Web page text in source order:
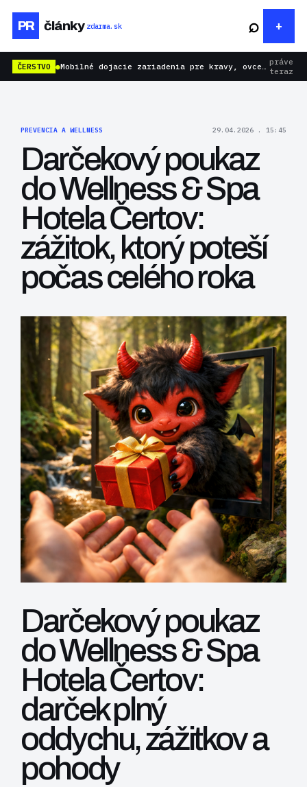
PR články zdarma.sk ⌕
ČERSTVO ● Mobilné dojacie zariadenia pre kravy, ovce aj kozy: rýchlejšie dojenie bez zbytočnej námahy práve
teraz
PREVENCIA A WELLNESS 29.04.2026 . 15:45
Darčekový poukaz
do Wellness & Spa
Hotela Čertov:
zážitok, ktorý poteší
počas celého roka
Darčekový poukaz
do Wellness & Spa
Hotela Čertov:
darček plný
oddychu, zážitkov a
pohody